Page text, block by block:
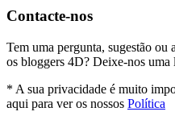
Contacte-nos
Tem uma pergunta, sugestão ou
os bloggers 4D? Deixe-nos uma
* A sua privacidade é muito
aqui para ver os nossos Política